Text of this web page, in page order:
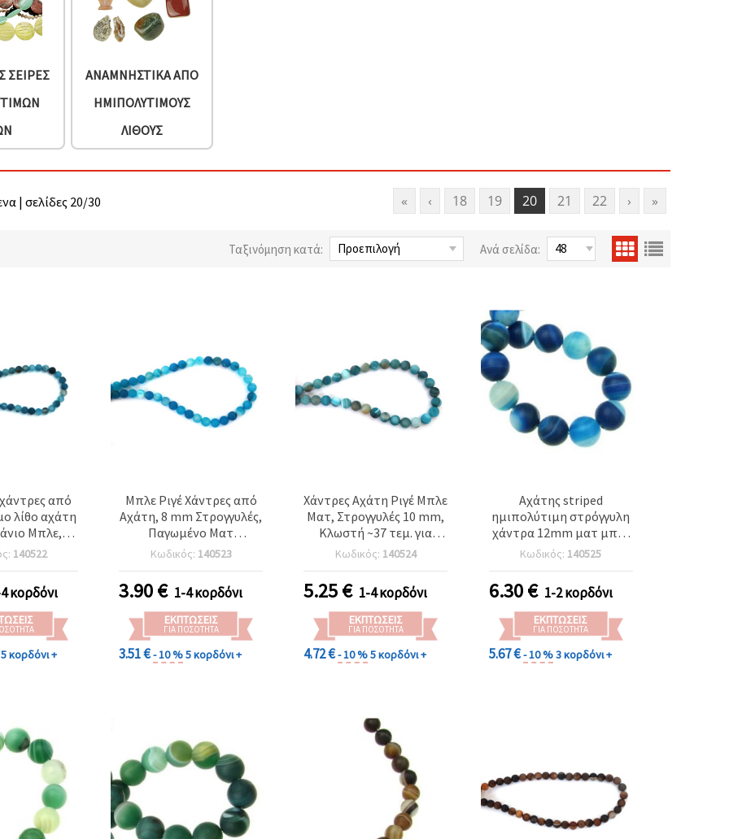
ΣΕΙΡΈΣ
ΑΝΑΜΝΗΣΤΙΚΆ ΑΠΌ
ΗΜΙΠΟΛΎΤΙΜΟΥΣ
ΛΊΘΟΥΣ
« ‹ 18 19 20 21 22 › »
| σελίδες 20/30
Ταξινόμηση κατά: Ανά σελίδα:
από
λίθο αχάτη
Μπλε,
ματ,
6 mm,
~ 64 τεμ.
140522
κορδόνι
5 κορδόνι +
Μπλε Ριγέ Χάντρες από
Αχάτη, 8 mm Στρογγυλές,
Παγωμένο Ματ
Φινίρισμα, περίπου 47
τεμ. ανά κλωστή – Μπλε
χάντρες χειροτεχνίας για
DIY κατασκευή
κοσμημάτων, βραχιόλια
& κολιέ
Κωδικός: 140523
3.90€ 1-4 κορδόνι
ΕΚΠΤΏΣΕΙΣ
ΓΙΑ ΠΟΣΌΤΗΤΑ
3.51 €- 10 %5 κορδόνι +
Χάντρες Αχάτη Ριγέ Μπλε
Ματ, Στρογγυλές 10 mm,
Κλωστή ~37 τεμ. για
κατασκευή κοσμημάτων
Κωδικός: 140524
5.25€ 1-4 κορδόνι
ΕΚΠΤΏΣΕΙΣ
ΓΙΑ ΠΟΣΌΤΗΤΑ
4.72 €- 10 %5 κορδόνι +
Αχάτης striped
ημιπολύτιμη στρόγγυλη
χάντρα 12mm ματ μπλε
~ 33 τεμάχια
Κωδικός: 140525
6.30€ 1-2 κορδόνι
ΕΚΠΤΏΣΕΙΣ
ΓΙΑ ΠΟΣΌΤΗΤΑ
5.67 €- 10 %3 κορδόνι +